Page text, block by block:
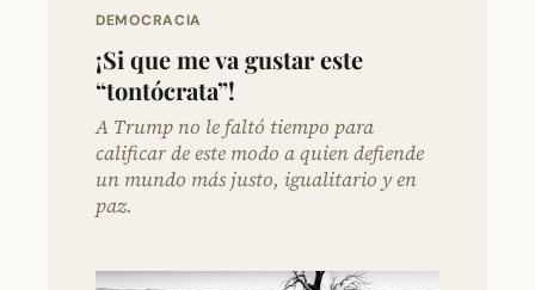
DEMOCRACIA
¡Si que me va gustar este
“tontócrata”!
A Trump no le faltó tiempo para
calificar de este modo a quien defiende
un mundo más justo, igualitario y en
paz.